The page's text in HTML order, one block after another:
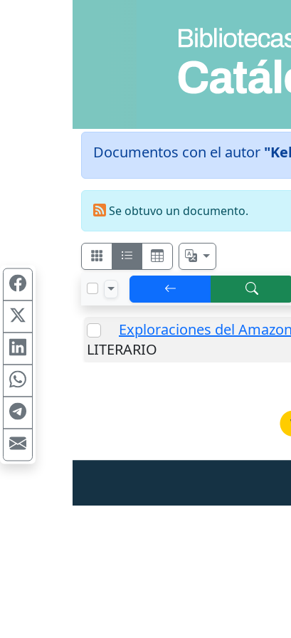
Documentos con el autor
Se obtuvo un documento.
Exploraciones del
LITERARIO